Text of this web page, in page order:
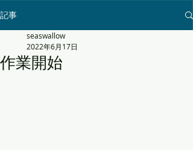
記事
作業開始
seaswallow
2022年6月17日